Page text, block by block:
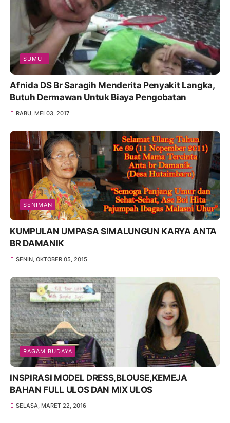
SUMUT
Afnida DS Br Saragih Menderita Penyakit Langka,
Butuh Dermawan Untuk Biaya Pengobatan
RABU, MEI 03, 2017
SENIMAN
KUMPULAN UMPASA SIMALUNGUN KARYA ANTA
BR DAMANIK
SENIN, OKTOBER 05, 2015
RAGAM BUDAYA
INSPIRASI MODEL DRESS,BLOUSE,KEMEJA
BAHAN FULL ULOS DAN MIX ULOS
SELASA, MARET 22, 2016